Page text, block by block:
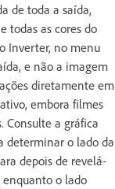
de toda a saída,
todas as cores do
Inverter, no menu
e não a imagem
diretamente em
embora filmes
Consulte a gráfica
determinar o lado da
depois de revelá-
enquanto o lado